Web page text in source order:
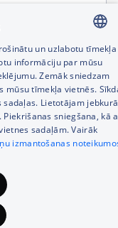
LATVIAN
RUSSIAN
ENGLISH
un uzlabotu tīmekļa
informāciju par mūsu
Zemāk sniedzam
tīmekļa vietnēs.
Lietotājam
sniegšana, kā
sadaļām. Vairāk
izmantošanas